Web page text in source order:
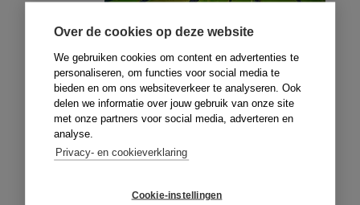
Over de cookies op deze website
We gebruiken cookies om content en advertenties te
personaliseren, om functies voor social media te
bieden en om ons websiteverkeer te analyseren. Ook
delen we informatie over jouw gebruik van onze site
met onze partners voor social media, adverteren en
analyse.
Privacy- en cookieverklaring
Cookie-instellingen
De Nota Ruimte
Gedeeld Eigenaarschapgeeft ordenende principes
en concrete handvatten voor de inrichting en
begeleiding van samenwerkingsprocessen voor
maatschappelijke veranderopgaven in het fysieke
daarvoor ontleed in een aantal meer vaste,